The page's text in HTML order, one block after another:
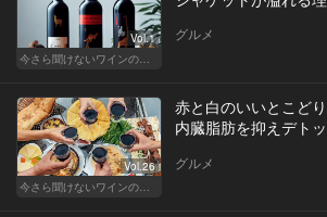
Vol.1
今さら聞けないワインの基礎知識
グルメ
Vol.26
今さら聞けないワインの基礎知識
赤と白のいいとこど
内臓脂肪を抑えデト
グルメ